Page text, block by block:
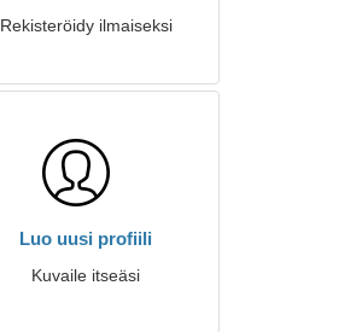
Rekisteröidy ilmaiseksi
Luo uusi profiili
Kuvaile itseäsi